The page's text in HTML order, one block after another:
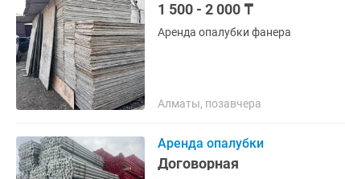
1 500 - 2 000 ₸
Аренда опалубки фанера
Алматы, позавчера
Аренда опалубки
Договорная